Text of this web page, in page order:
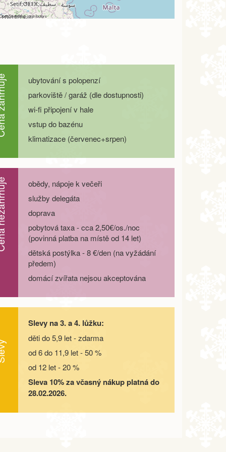
OpenStreetMapcontributors
ubytování s polopenzí
parkoviště / garáž (dle dostupnosti)
wi-fi připojení v hale
vstup do bazénu
klimatizace (červenec+srpen)
obědy, nápoje k večeři
služby delegáta
doprava
pobytová taxa - cca 2,50€/os./noc
(povinná platba na místě od 14 let)
dětská postýlka - 8 €/den (na vyžádání
předem)
domácí zvířata nejsou akceptována
Slevy na 3. a 4. lůžku:
děti do 5,9 let - zdarma
od 6 do 11,9 let - 50 %
od 12 let - 20 %
Sleva 10% za včasný nákup platná do
28.02.2026.